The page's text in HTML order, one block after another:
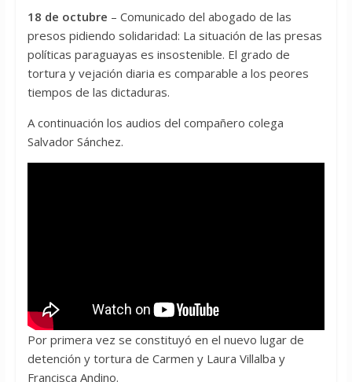
18 de octubre – Comunicado del abogado de las
presos pidiendo solidaridad: La situación de las presas
políticas paraguayas es insostenible. El grado de
tortura y vejación diaria es comparable a los peores
tiempos de las dictaduras.
A continuación los audios del compañero colega
Salvador Sánchez.
Por primera vez se constituyó en el nuevo lugar de
detención y tortura de Carmen y Laura Villalba y
Francisca Andino.